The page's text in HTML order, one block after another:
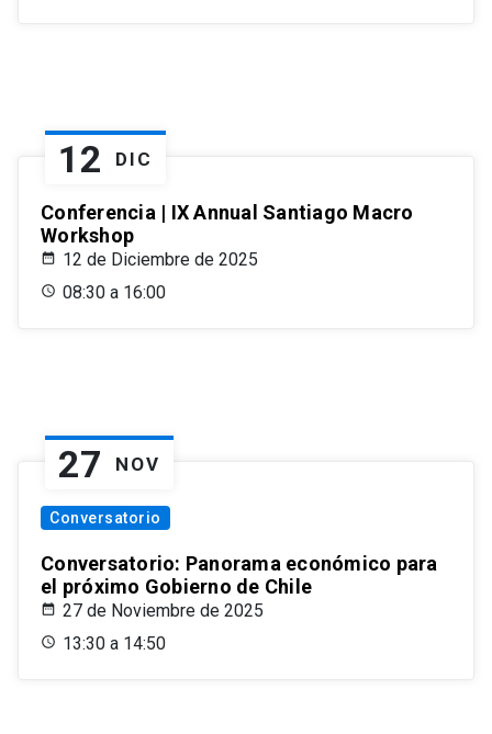
12 DIC
Conferencia | IX Annual Santiago Macro
Workshop
12 de Diciembre de 2025
08:30 a 16:00
27 NOV
Conversatorio
Conversatorio: Panorama económico para
el próximo Gobierno de Chile
27 de Noviembre de 2025
13:30 a 14:50